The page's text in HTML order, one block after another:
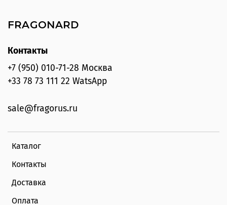
FRAGONARD
Каталог
Контакты
Доставка
Оплата
Контакты
+7 (950) 010-71-28 Москва
+33 78 73 111 22 WatsApp
sale@fragorus.ru